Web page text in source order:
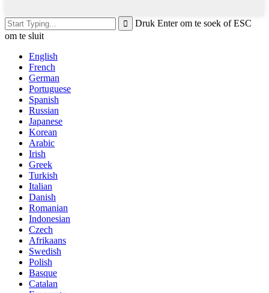
Druk Enter om te soek of ESC
om te sluit
English
French
German
Portuguese
Spanish
Russian
Japanese
Korean
Arabic
Irish
Greek
Turkish
Italian
Danish
Romanian
Indonesian
Czech
Afrikaans
Swedish
Polish
Basque
Catalan